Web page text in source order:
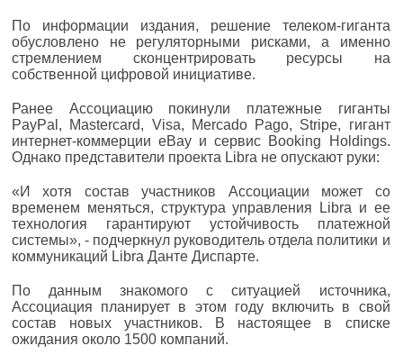
По информации издания, решение телеком-гиганта
обусловлено не регуляторными рисками, а именно
стремлением сконцентрировать ресурсы на
собственной цифровой инициативе.
Ранее Ассоциацию покинули платежные гиганты
PayPal, Mastercard, Visa, Mercado Pago, Stripe, гигант
интернет-коммерции eBay и сервис Booking Holdings.
Однако представители проекта Libra не опускают руки:
«И хотя состав участников Ассоциации может со
временем меняться, структура управления Libra и ее
технология гарантируют устойчивость платежной
системы», - подчеркнул руководитель отдела политики и
коммуникаций Libra Данте Диспарте.
По данным знакомого с ситуацией источника,
Ассоциация планирует в этом году включить в свой
состав новых участников. В настоящее в списке
ожидания около 1500 компаний.